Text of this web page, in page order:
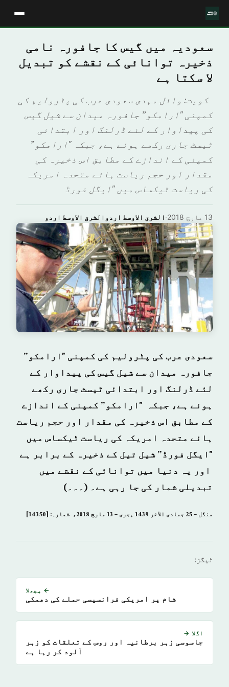
سعودیہ میں گیس کا جافورہ نامی
ذخیرہ توانائی کے نقشے کو تبدیل
لا سکتا ہے
کویت: وائل مہدی سعودی عرب کی پٹرولیم کی
کمپنی "ارامکو” جافورہ میدان سے شیل گیس
کی پیداوار کے لئے ڈرلنگ اور ابتدائی
ٹیسٹ جاری رکھے ہوئے ہے، جبکہ "ارامکو”
کمپنی کے اندازے کے مطابق اس ذخیرہ کی
مقدار اور حجم ریاست ہائے متحدہ امریکہ
کی ریاست ٹیکساس میں "ایگل فورڈ
الشرق الاوسط اردوالشرق الاوسط اردو · 13 مارچ 2018
سعودی عرب کی پٹرولیم کی کمپنی "ارامکو”
جافورہ میدان سے شیل گیس کی پیداوار کے
لئے ڈرلنگ اور ابتدائی ٹیسٹ جاری رکھے
ہوئے ہے، جبکہ "ارامکو” کمپنی کے اندازے
کے مطابق اس ذخیرہ کی مقدار اور حجم ریاست
ہائے متحدہ امریکہ کی ریاست ٹیکساس میں
"ایگل فورڈ” شیل تیل کے ذخیرہ کے برابر ہے
اور یہ دنیا میں توانائی کے نقشے میں
تبدیلی شمار کی جا رہی ہے۔ (۔۔۔)
منگل – 25 جمادى الآخر 1439 ہجری – 13 مارچ 2018ء شمارہ: [14350]
ٹیگز:
← پچھلا
شام پر امریکی فرانسیسی حملے کی دھمکی
اگلا →
جاسوسی زہر برطانیہ اور روس کے تعلقات کو زہر
آلود کر رہا ہے